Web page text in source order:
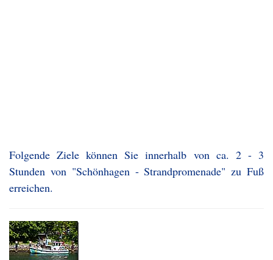
Folgende Ziele können Sie innerhalb von ca. 2 - 3
Stunden von "Schönhagen - Strandpromenade" zu Fuß
erreichen.